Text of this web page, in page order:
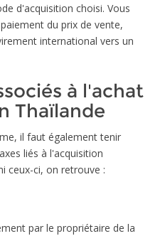
d'acquisition choisi. Vous
du prix de vente,
international vers un
à l'achat
Thaïlande
il faut également tenir
liés à l'acquisition
ceux-ci, on retrouve :
par le propriétaire de la